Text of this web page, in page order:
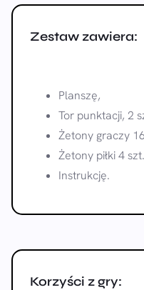
Zestaw zawiera:
Planszę,
Tor punktacji, 2
Żetony graczy
Żetony piłki 4
Instrukcję.
Korzyści z gry: